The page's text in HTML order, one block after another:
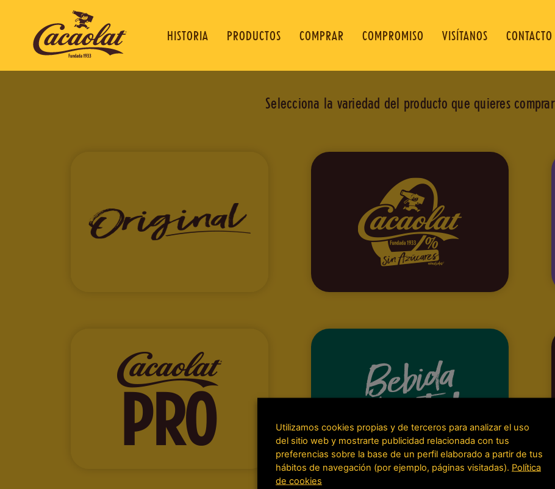
HISTORIA PRODUCTOS COMPRAR COMPROMISO VISÍTANOS CONTACTO
Selecciona la variedad del producto que quieres comprar
Utilizamos cookies propias y de terceros para analizar el uso
del sitio web y mostrarte publicidad relacionada con tus
preferencias sobre la base de un perfil elaborado a partir de tus
hábitos de navegación (por ejemplo, páginas visitadas). Política
de cookies